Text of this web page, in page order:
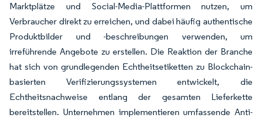
Marktplätze und Social-Media-Plattformen nutzen, um
Verbraucher direkt zu erreichen, und dabei häufig authentische
Produktbilder und -beschreibungen verwenden, um
irreführende Angebote zu erstellen. Die Reaktion der Branche
hat sich von grundlegenden Echtheitsetiketten zu Blockchain-
basierten Verifizierungssystemen entwickelt, die
Echtheitsnachweise entlang der gesamten Lieferkette
bereitstellen. Unternehmen implementieren umfassende Anti-